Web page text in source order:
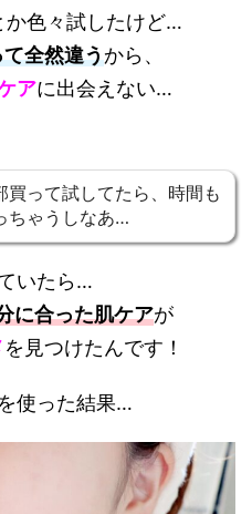
か色々試したけど…
全然違うから、
アに出会えない…
買って試してたら、時間も
ちゃうしなあ…
いたら…
に合った肌ケアが
を見つけたんです！
を使った結果…